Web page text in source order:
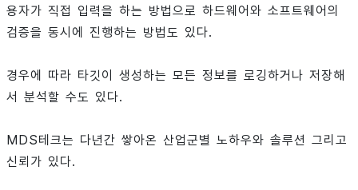
용자가 직접 입력을 하는 방법으로 하드웨어와 소프트웨어의
검증을 동시에 진행하는 방법도 있다.
경우에 따라 타깃이 생성하는 모든 정보를 로깅하거나 저장해
서 분석할 수도 있다.
MDS테크는 다년간 쌓아온 산업군별 노하우와 솔루션 그리고
신뢰가 있다.